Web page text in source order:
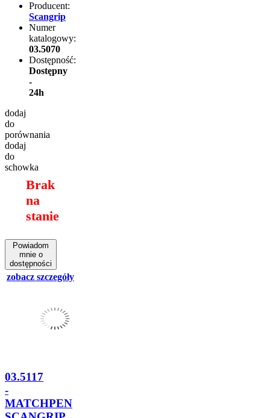
Producent:
Scangrip
Numer
katalogowy:
03.5070
Dostępność:
Dostępny
-
24h
dodaj
do
porównania
dodaj
do
schowka
Brak
na
stanie
Powiadom
mnie o
dostępności
zobacz szczegóły
03.5117
-
MATCHPEN